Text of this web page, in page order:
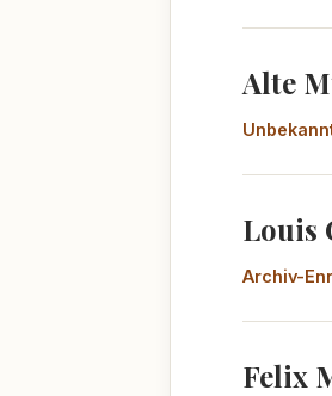
Alte
Louis
Archiv-
Felix